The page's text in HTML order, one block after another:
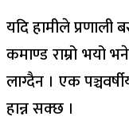
यदि हामीले प्रणाली
कमाण्ड राम्रो भयो
लाग्दैन । एक
हान्न सक्छ ।